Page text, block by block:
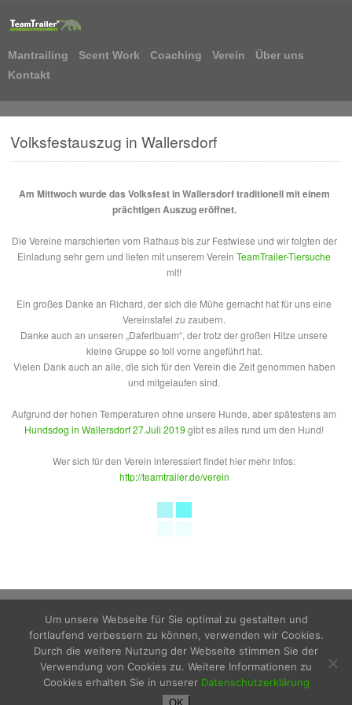
Mantrailing Scent Work Coaching Verein
Über uns
Kontakt
Volksfestauszug in Wallersdorf
Am Mittwoch wurde das Volksfest in Wallersdorf traditionell mit einem
prächtigen Auszug eröffnet.
Die Vereine marschierten vom Rathaus bis zur Festwiese und wir folgten der
Einladung sehr gern und liefen mit unserem VereinTeamTrailer-Tiersuche
mit!
Ein großes Danke an Richard, der sich die Mühe gemacht hat für uns eine
Vereinstafel zu zaubern.
Danke auch an unseren „Daferlbuam“, der trotz der großen Hitze unsere
kleine Gruppe so toll vorne angeführt hat.
Vielen Dank auch an alle, die sich für den Verein die Zeit genommen haben
und mitgelaufen sind.
Aufgrund der hohen Temperaturen ohne unsere Hunde, aber spätestens am
Hundsdog in Wallersdorf 27.Juli 2019 gibt es alles rund um den Hund!
Wer sich für den Verein interessiert findet hier mehr Infos:
http://teamtrailer.de/verein
Impressum
Um unsere Webseite für Sie optimal zu gestalten und
fortlaufend verbessern zu können, verwenden wir Cookies.
Durch die weitere Nutzung der Webseite stimmen Sie der
Verwendung von Cookies zu. Weitere Informationen zu
Cookies erhalten Sie in unserer Datenschutzerklärung